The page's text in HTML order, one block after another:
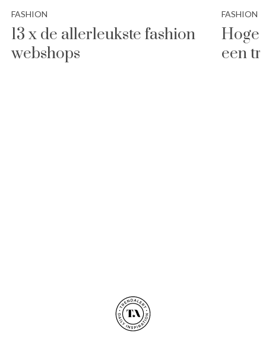
FASHION
13 x de allerleukste fashion
webshops
FASHION
Hoge
een